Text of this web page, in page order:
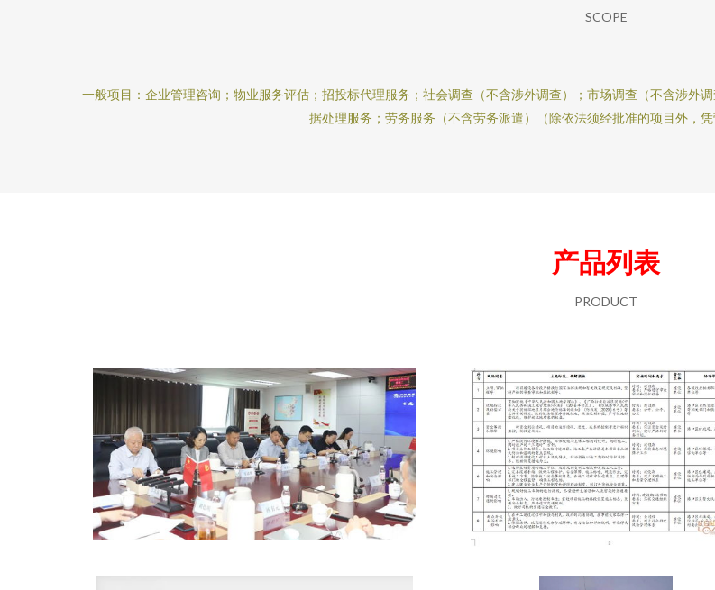
SCOPE
一般项目：企业管理咨询；物业服务评估；招投标代理服务；社会调查（不含涉外调查）；市场调查（不含涉外
据处理服务；劳务服务（不含劳务派遣）（除依法须经批准的项目外，凭
产品列表
PRODUCT